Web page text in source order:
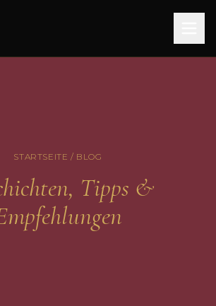
STARTSEITE / BLOG
Tipps &